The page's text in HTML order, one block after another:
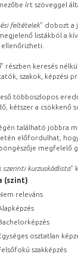
írt szöveggel
feltételek” dobozt a
listákból a
ellenőrizheti.
” részben keresés
szakok, képzési
többoszlopos
kétszer a
található jobbra
előfordulhat,
megfelelő
szerinti kurzuskódlista”
(szint)
releváns
osztatlan
szakképzés